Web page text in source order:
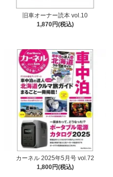
旧車オーナー読本 vol.10
1,870円(税込)
カーネル 2025年5月号 vol.72
1,800円(税込)